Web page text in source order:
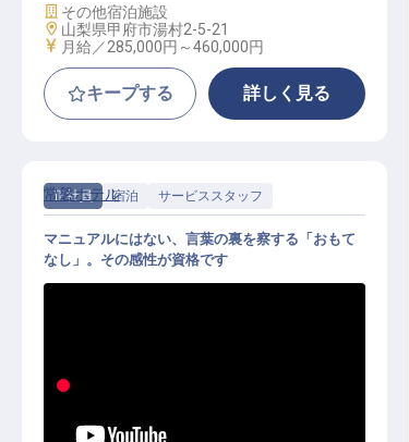
施設業態
その他宿泊施設
勤務地
山梨県甲府市湯村2-5-21
給与
月給／285,000円～460,000円
キープする 詳しく見る
正社員 宿泊 サービススタッフ
める／月給28.5万～40万
常磐ホテル
マニュアルにはない、言葉の裏を察する「おもて
なし」。その感性が資格です